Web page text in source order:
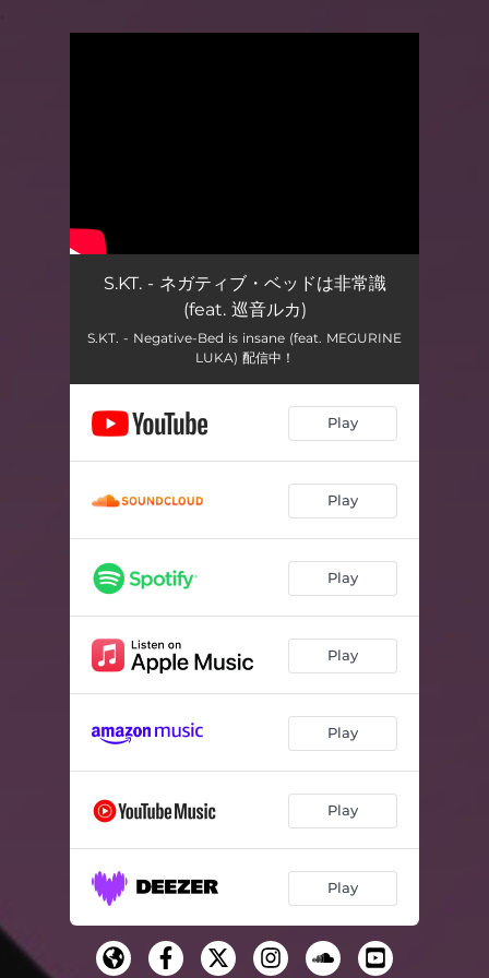
S.KT. - ネガティブ・ベッドは非常識
(feat. 巡音ルカ)
S.KT. - Negative-Bed is insane (feat. MEGURINE
LUKA) 配信中！
Play
Play
Play
Play
Play
Play
Play